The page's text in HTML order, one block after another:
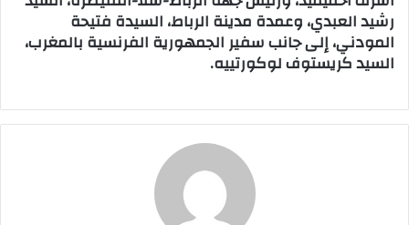
رشيد العبدي، وعمدة مدينة الرباط، السيدة فتيحة
المودني، إلى جانب سفير الجمهورية الفرنسية بالمغرب،
السيد كريستوف لوكورتييه.